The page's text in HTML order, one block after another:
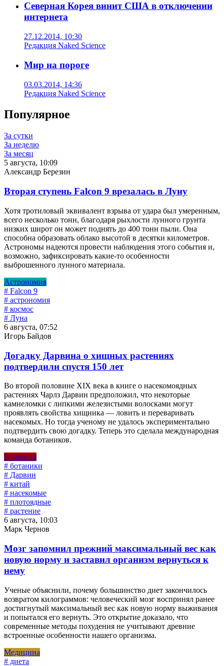
Северная Корея винит США в отключении
интернета
27.12.2014, 10:30
Редакция Naked Science
Мир на пороге
03.03.2014, 14:36
Редакция Naked Science
Популярное
За сутки
За неделю
За месяц
5 августа, 10:09
Александр Березин
Вторая ступень Falcon 9 врезалась в Луну
Хотя тротиловый эквивалент взрыва от удара был умеренным,
всего несколько тонн, благодаря рыхлости лунного грунта
низких широт он может поднять до 400 тонн пыли. Она
способна образовать облако высотой в десятки километров.
Астрономы надеются провести наблюдения этого события и,
возможно, зафиксировать какие-то особенности
выброшенного лунного материала.
Астрономия
# Falcon 9
# астрономия
# космос
# Луна
6 августа, 07:52
Игорь Байдов
Догадку Дарвина о хищных растениях
подтвердили спустя 150 лет
Во второй половине XIX века в книге о насекомоядных
растениях Чарлз Дарвин предположил, что некоторые
камнеломки с липкими железистыми волосками могут
проявлять свойства хищника — ловить и переваривать
насекомых. Но тогда ученому не удалось экспериментально
подтвердить свою догадку. Теперь это сделала международная
команда ботаников.
Биология
# ботаники
# Дарвин
# китай
# насекомые
# плотоядные
# растение
6 августа, 10:03
Марк Чернов
Мозг запомнил прежний максимальный вес как
новую норму и заставил организм вернуться к
нему
Ученые объяснили, почему большинство диет закончилось
возвратом килограммов: человеческий мозг воспринял ранее
достигнутый максимальный вес как новую норму выживания
и попытался его вернуть. Это открытие доказало, что
современные методы похудения не учитывают древние
встроенные особенности нашего организма.
Медицина
# диета